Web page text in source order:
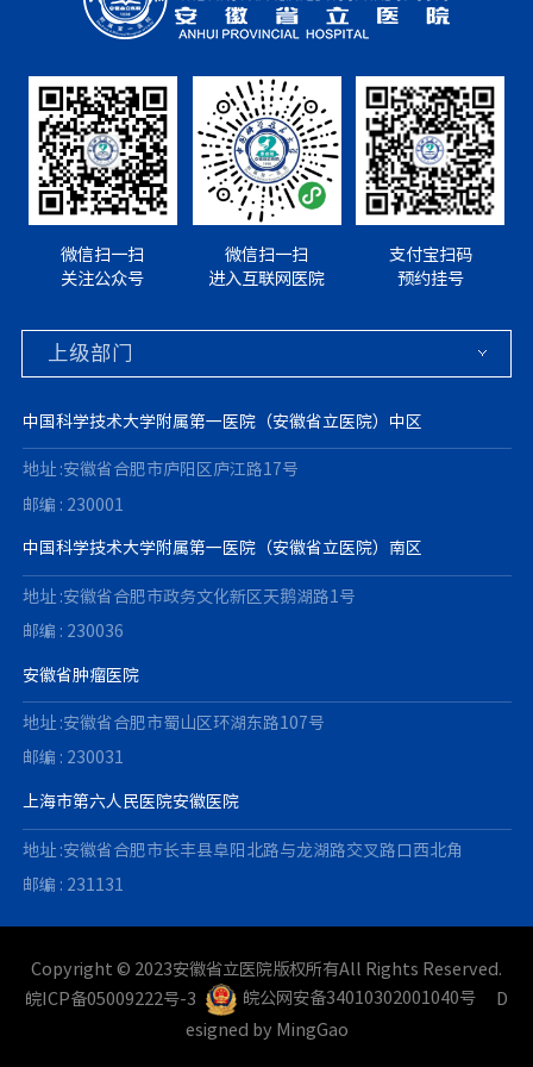
微信扫一扫
关注公众号
微信扫一扫
进入互联网医院
支付宝扫码
预约挂号
中国科学技术大学附属第一医院（安徽省立医院）中区
地址 :安徽省合肥市庐阳区庐江路17号
邮编 : 230001
中国科学技术大学附属第一医院（安徽省立医院）南区
地址 :安徽省合肥市政务文化新区天鹅湖路1号
邮编 : 230036
安徽省肿瘤医院
地址 :安徽省合肥市蜀山区环湖东路107号
邮编 : 230031
上海市第六人民医院安徽医院
地址 :安徽省合肥市长丰县阜阳北路与龙湖路交叉路口西北角
邮编 : 231131
Copyright © 2023安徽省立医院版权所有All Rights Reserved.
皖ICP备05009222号-3
皖公网安备34010302001040号
D
esigned by MingGao